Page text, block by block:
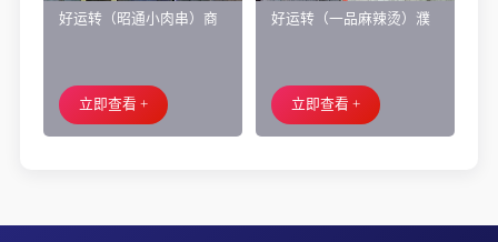
好运转（昭通小肉串）商
外摆、 房租2.2万/年
立即查看 +
好运转（一品麻辣烫）濮
小吃店转让
立即查看 +